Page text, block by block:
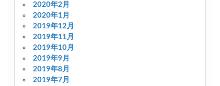
2020年2月
2020年1月
2019年12月
2019年11月
2019年10月
2019年9月
2019年8月
2019年7月